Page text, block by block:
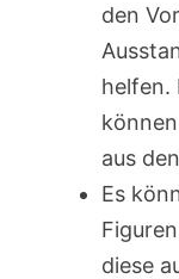
den
helfen.
aus
Es
diese